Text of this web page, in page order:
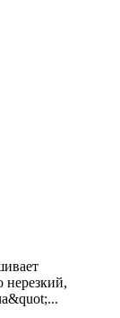
нерезкий,